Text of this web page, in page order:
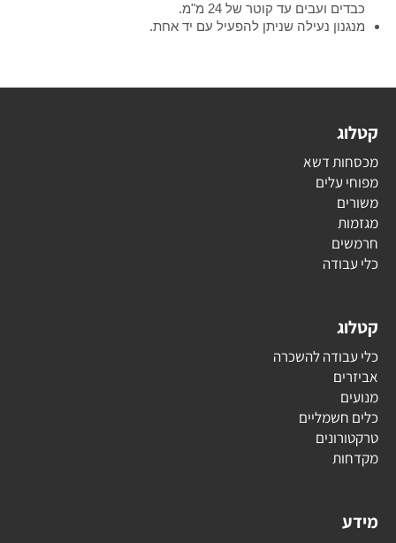
כבדים ועבים עד קוטר של 24 מ"מ.
מנגנון נעילה שניתן להפעיל עם יד אחת.
קטלוג
מכסחות דשא
מפוחי עלים
משורים
מגזמות
חרמשים
כלי עבודה
קטלוג
כלי עבודה להשכרה
אביזרים
מנועים
כלים חשמליים
טרקטורונים
מקדחות
מידע